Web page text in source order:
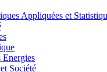
Appliquées et
Société